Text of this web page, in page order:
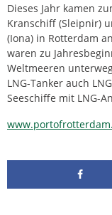
Dieses Jahr kamen
Kranschiff (Sleipnir)
(Iona) in Rotterdam
waren zu
Weltmeeren
LNG-Tanker auch
Seeschiffe mit LNG-